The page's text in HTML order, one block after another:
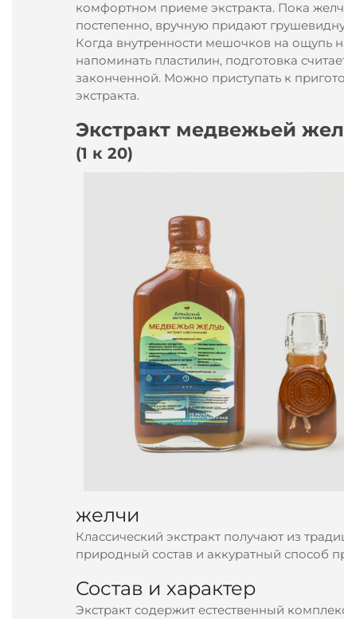
комфортном приеме экстракта. Пока
постепенно, вручную придают
Когда внутренности мешочков на ощупь
напоминать пластилин, подготовка
законченной. Можно приступать к
экстракта.
Экстракт медвежьей
(1 к 20)
желчи
Классический экстракт получают из
природный состав и аккуратный способ
Состав и характер
Экстракт содержит естественный